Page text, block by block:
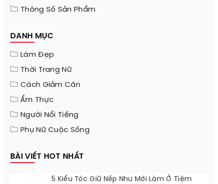
Thông Số Sản Phẩm
DANH MỤC
Làm Đẹp
Thời Trang Nữ
Cách Giảm Cân
Ẩm Thực
Người Nổi Tiếng
Phụ Nữ Cuộc Sống
BÀI VIẾT HOT NHẤT
5 Kiểu Tóc Giữ Nếp Như Mới Làm Ở Tiệm